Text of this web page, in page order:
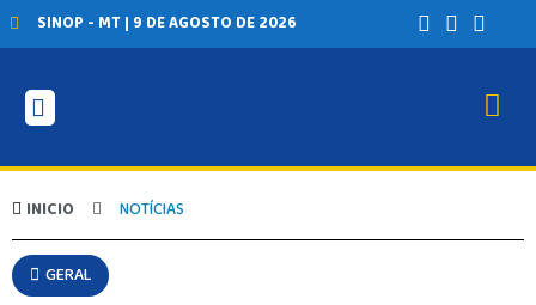
SINOP - MT | 9 DE AGOSTO DE 2026
INICIO NOTÍCIAS
GERAL